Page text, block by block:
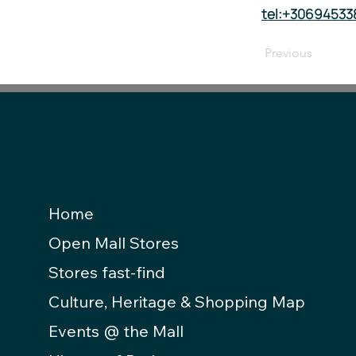
Previous
Home
Open Mall Stores
Stores fast-find
Culture, Heritage & Shopping Map
Events @ the Mall